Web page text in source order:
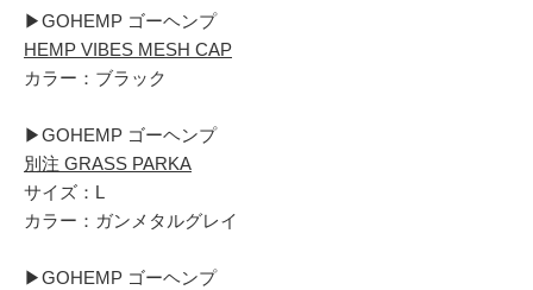
▶︎GOHEMP ゴーヘンプ
HEMP VIBES MESH CAP
カラー：ブラック
▶︎GOHEMP ゴーヘンプ
別注 GRASS PARKA
サイズ：L
カラー：ガンメタルグレイ
▶︎GOHEMP ゴーヘンプ